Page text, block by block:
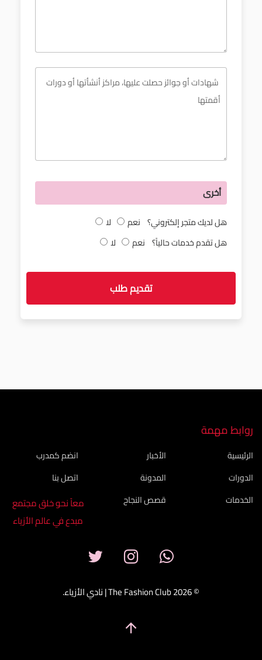
أخرى
هل لديك متجر إلكتروني؟ نعم
لا
هل تقدم خدمات حالياً؟ نعم لا
روابط مهمة
الرئيسية
الدورات
الخدمات
الأخبار
المدونة
قصص النجاح
انضم كمدرب
اتصل بنا
معاً نحو خلق مجتمع
مبدع في عالم الأزياء
© 2026 The Fashion Club | نادي الأزياء.
arrow_upward